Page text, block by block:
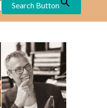
Search Button